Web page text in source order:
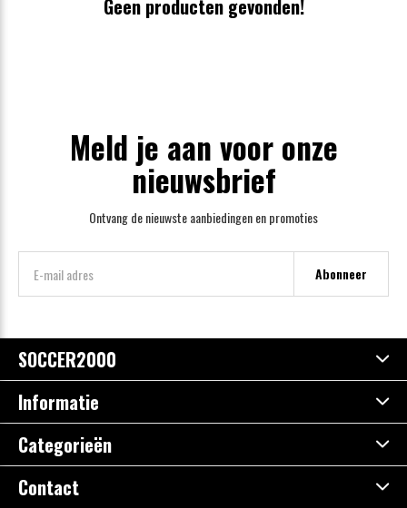
Geen producten gevonden!
Meld je aan voor onze
nieuwsbrief
Ontvang de nieuwste aanbiedingen en promoties
Abonneer
SOCCER2000
Informatie
Categorieën
Contact